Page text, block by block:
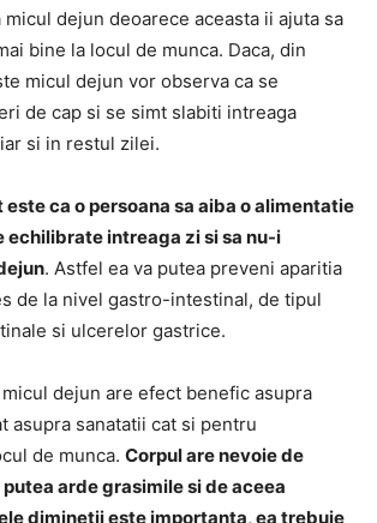
dejun deoarece aceasta ii ajuta sa
bine la locul de munca. Daca, din
micul dejun vor observa ca se
de cap si se simt slabiti intreaga
si in restul zilei.
ca o persoana sa aiba o alimentatie
echilibrate intreaga zi si sa nu-i
. Astfel ea va putea preveni aparitia
de la nivel gastro-intestinal, de tipul
si ulcerelor gastrice.
dejun are efect benefic asupra
asupra sanatatii cat si pentru
de munca. Corpul are nevoie de
arde grasimile si de aceea
diminetii este importanta, ea trebuie